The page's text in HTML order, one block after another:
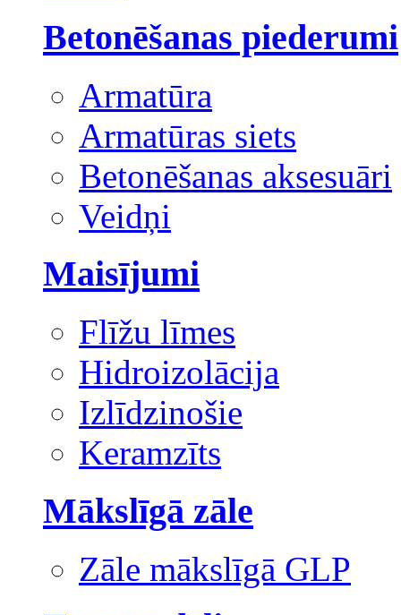
Betonēšanas piederumi
Armatūra
Armatūras siets
Betonēšanas aksesuāri
Veidņi
Maisījumi
Flīžu līmes
Hidroizolācija
Izlīdzinošie
Keramzīts
Mākslīgā zāle
Zāle mākslīgā GLP